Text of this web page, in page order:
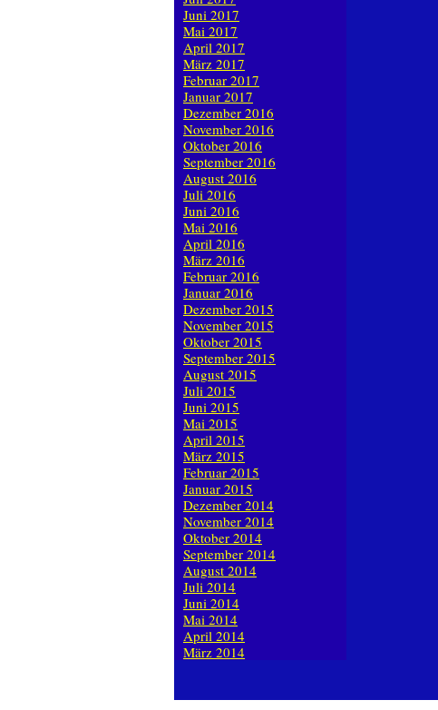
Juni 2017
Mai 2017
April 2017
März 2017
Februar 2017
Januar 2017
Dezember 2016
November 2016
Oktober 2016
September 2016
August 2016
Juli 2016
Juni 2016
Mai 2016
April 2016
März 2016
Februar 2016
Januar 2016
Dezember 2015
November 2015
Oktober 2015
September 2015
August 2015
Juli 2015
Juni 2015
Mai 2015
April 2015
März 2015
Februar 2015
Januar 2015
Dezember 2014
November 2014
Oktober 2014
September 2014
August 2014
Juli 2014
Juni 2014
Mai 2014
April 2014
März 2014